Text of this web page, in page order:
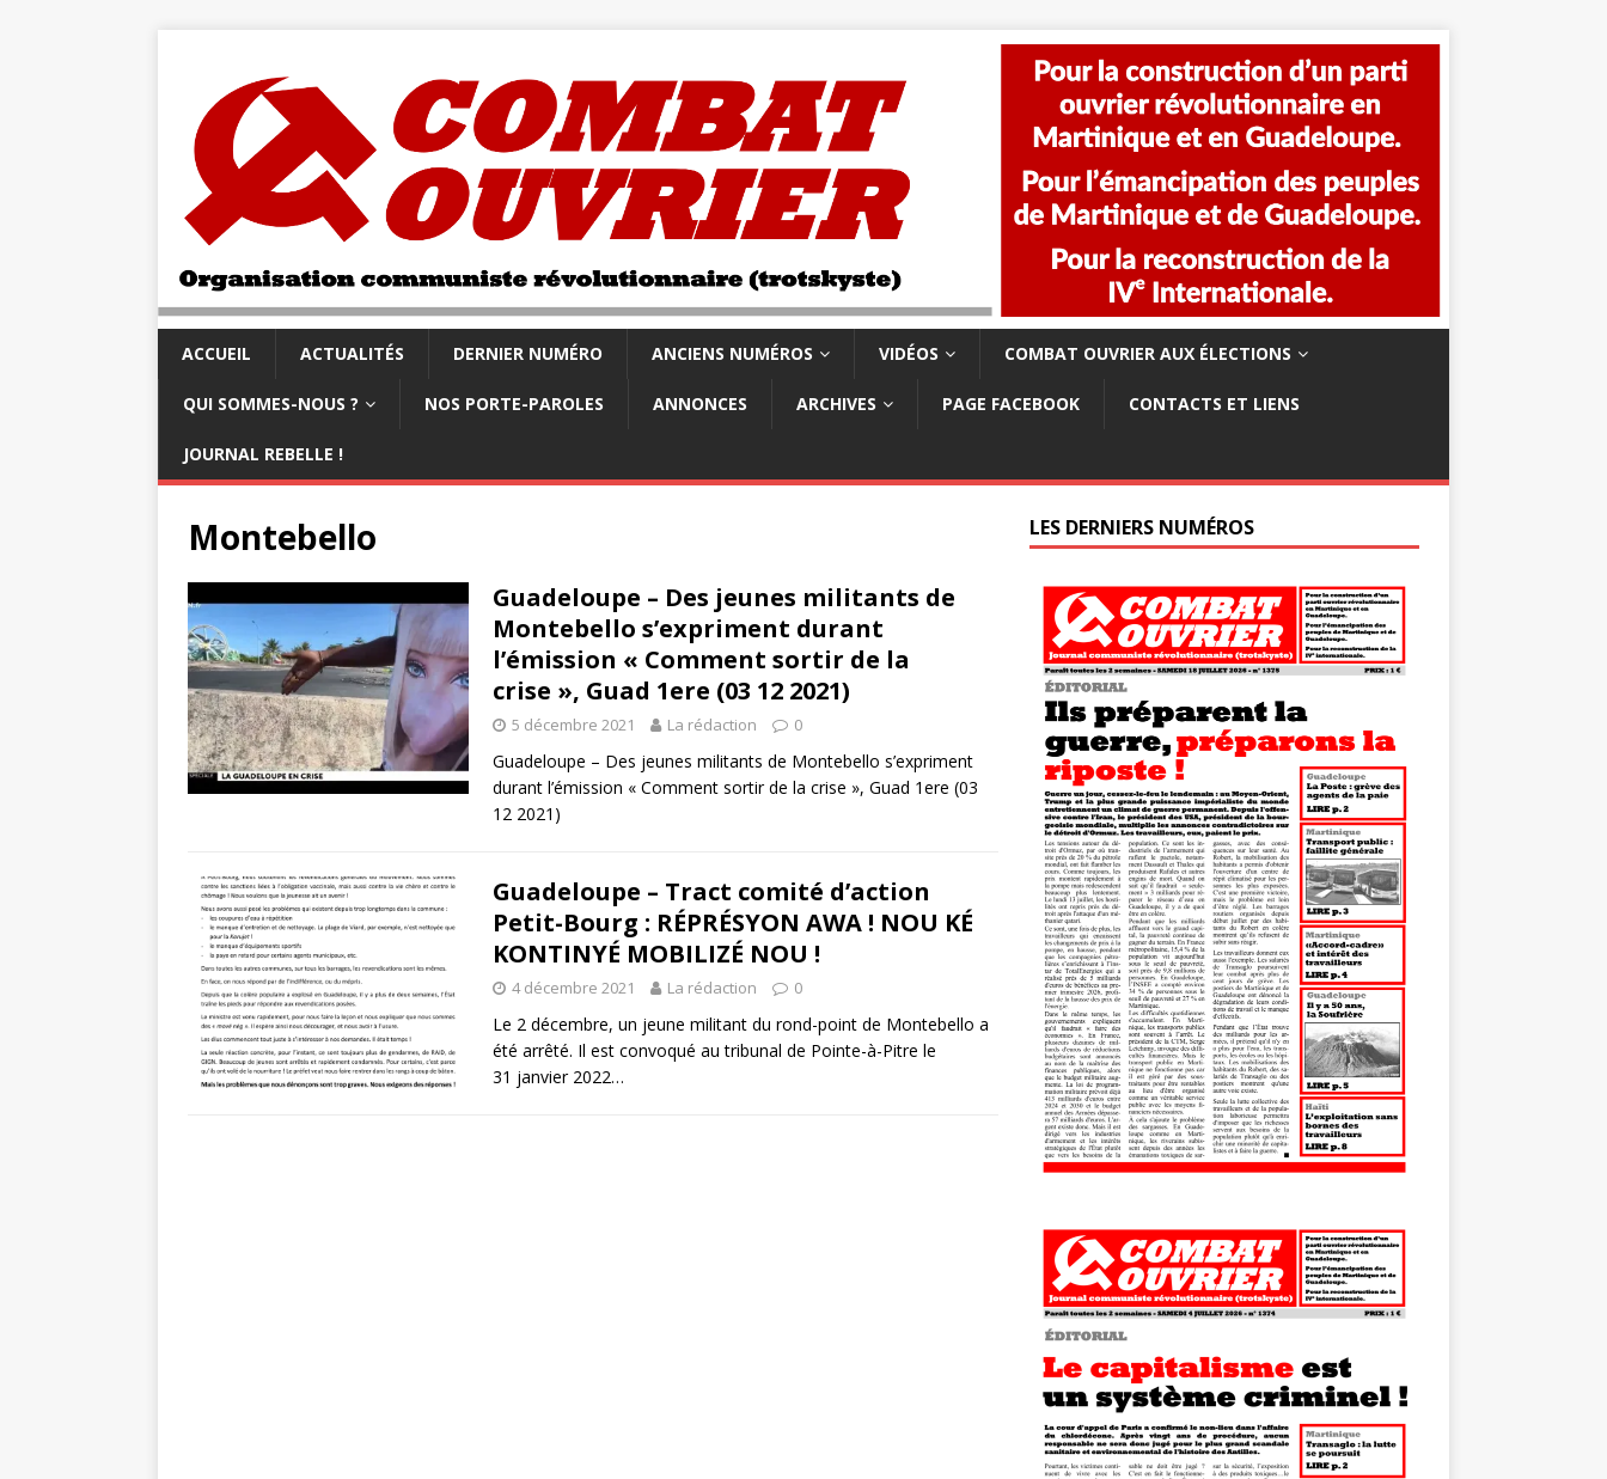
ACCUEIL ACTUALITÉS DERNIER NUMÉRO ANCIENS NUMÉROS VIDÉOS COMBAT OUVRIER AUX ÉLECTIONS
QUI SOMMES-NOUS ? NOS PORTE-PAROLES ANNONCES ARCHIVES PAGE FACEBOOK CONTACTS ET LIENS
JOURNAL REBELLE !
Montebello
Guadeloupe – Des jeunes militants de
Montebello s’expriment durant
l’émission « Comment sortir de la
crise », Guad 1ere (03 12 2021)
5 décembre 2021 La rédaction 0
Guadeloupe – Des jeunes militants de Montebello s’expriment
durant l’émission « Comment sortir de la crise », Guad 1ere (03
12 2021)
Guadeloupe – Tract comité d’action
Petit-Bourg : RÉPRÉSYON AWA ! NOU KÉ
KONTINYÉ MOBILIZÉ NOU !
4 décembre 2021 La rédaction 0
Le 2 décembre, un jeune militant du rond-point de Montebello a
été arrêté. Il est convoqué au tribunal de Pointe-à-Pitre le
31 janvier 2022…
LES DERNIERS NUMÉROS